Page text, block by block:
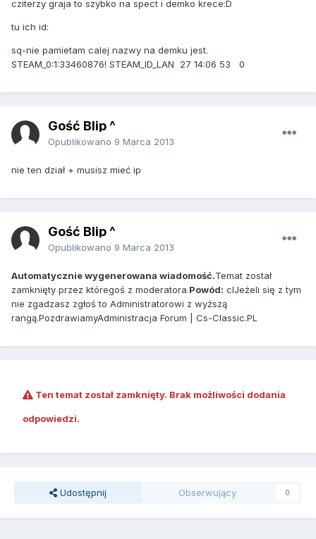
cziterzy graja to szybko na spect i demko krece:D
tu ich id:
sq-nie pamietam calej nazwy na demku jest.
STEAM_0:1:33460876! STEAM_ID_LAN 27 14:06 53 0
Gość Blip ^
Opublikowano 9 Marca 2013
nie ten dział + musisz mieć ip
Gość Blip ^
Opublikowano 9 Marca 2013
Automatycznie wygenerowana wiadomość.Temat został
zamknięty przez któregoś z moderatora.Powód: clJeżeli się z tym
nie zgadzasz zgłoś to Administratorowi z wyższą
rangą.PozdrawiamyAdministracja Forum | Cs-Classic.PL
Ten temat został zamknięty. Brak możliwości dodania
odpowiedzi.
Udostępnij Obserwujący 0